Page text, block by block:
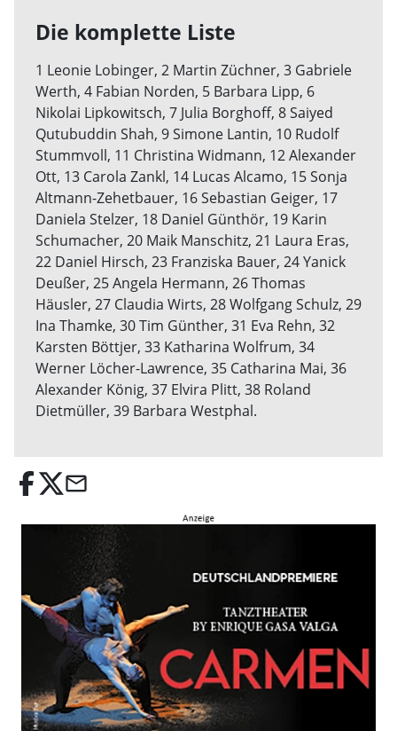
Die komplette Liste
1 Leonie Lobinger, 2 Martin Züchner, 3 Gabriele
Werth, 4 Fabian Norden, 5 Barbara Lipp, 6
Nikolai Lipkowitsch, 7 Julia Borghoff, 8 Saiyed
Qutubuddin Shah, 9 Simone Lantin, 10 Rudolf
Stummvoll, 11 Christina Widmann, 12 Alexander
Ott, 13 Carola Zankl, 14 Lucas Alcamo, 15 Sonja
Altmann-Zehetbauer, 16 Sebastian Geiger, 17
Daniela Stelzer, 18 Daniel Günthör, 19 Karin
Schumacher, 20 Maik Manschitz, 21 Laura Eras,
22 Daniel Hirsch, 23 Franziska Bauer, 24 Yanick
Deußer, 25 Angela Hermann, 26 Thomas
Häusler, 27 Claudia Wirts, 28 Wolfgang Schulz, 29
Ina Thamke, 30 Tim Günther, 31 Eva Rehn, 32
Karsten Böttjer, 33 Katharina Wolfrum, 34
Werner Löcher-Lawrence, 35 Catharina Mai, 36
Alexander König, 37 Elvira Plitt, 38 Roland
Dietmüller, 39 Barbara Westphal.
email